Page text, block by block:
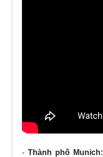
- Thành phố Munich: